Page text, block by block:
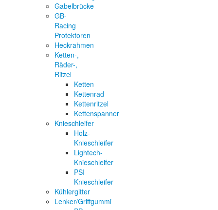
Gabelbrücke
GB-
Racing
Protektoren
Heckrahmen
Ketten-,
Räder-,
Ritzel
Ketten
Kettenrad
Kettenritzel
Kettenspanner
Knieschleifer
Holz-
Knieschleifer
Lightech-
Knieschleifer
PSI
Knieschleifer
Kühlergitter
Lenker/Griffgummi